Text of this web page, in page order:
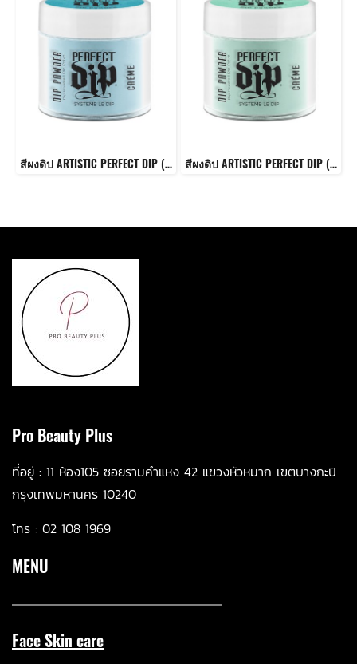
สีผงดิป ARTISTIC PERFECT DIP (CHILL) สีผงดิป ARTISTIC PERFECT DIP (CHARMING)
Pro Beauty Plus
ที่อยู่ : 11 ห้อง105 ซอยรามคำแหง 42 แขวงหัวหมาก เขตบางกะปิ
กรุงเทพมหานคร 10240
โทร : 02 108 1969
MENU
Face Skin care